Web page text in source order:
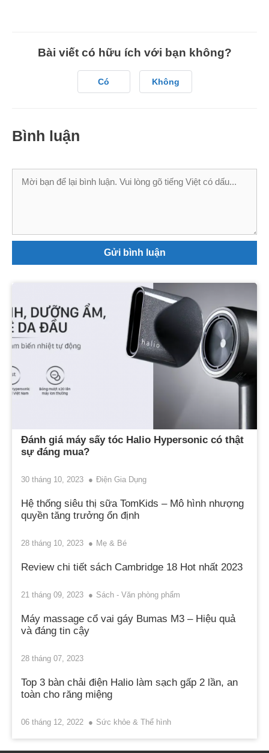
Bài viết có hữu ích với bạn không?
Có Không
Bình luận
Bình
Đánh giá máy sấy tóc Halio Hypersonic có thật
sự đáng mua?
30 tháng 10, 2023 Điện Gia Dụng
Hệ thống siêu thị sữa TomKids – Mô hình nhượng
quyền tăng trưởng ổn định
28 tháng 10, 2023 Mẹ & Bé
Review chi tiết sách Cambridge 18 Hot nhất 2023
21 tháng 09, 2023 Sách - Văn phòng phẩm
Máy massage cổ vai gáy Bumas M3 – Hiệu quả
và đáng tin cậy
28 tháng 07, 2023
Top 3 bàn chải điện Halio làm sạch gấp 2 lần, an
toàn cho răng miệng
06 tháng 12, 2022 Sức khỏe & Thể hình